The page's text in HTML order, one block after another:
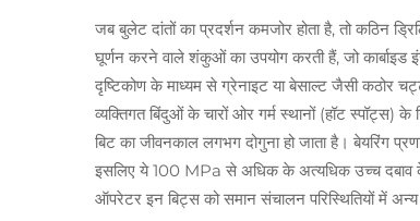
जब बुलेट दांतों का प्रदर्शन कमजोर होता है, तो कठिन
घूर्णन करने वाले शंकुओं का उपयोग करती हैं, जो
दृष्टिकोण के माध्यम से ग्रेनाइट या बेसाल्ट जैसी कठोर
व्यक्तिगत बिंदुओं के चारों ओर गर्म स्थानों (हॉट स्पॉट्स)
बिट का जीवनकाल लगभग दोगुना हो जाता है। बेयरिंग
इसलिए ये 100 MPa से अधिक के अत्यधिक उच्च दबाव के
ऑपरेटर इन बिट्स को समान संचालन परिस्थितियों में